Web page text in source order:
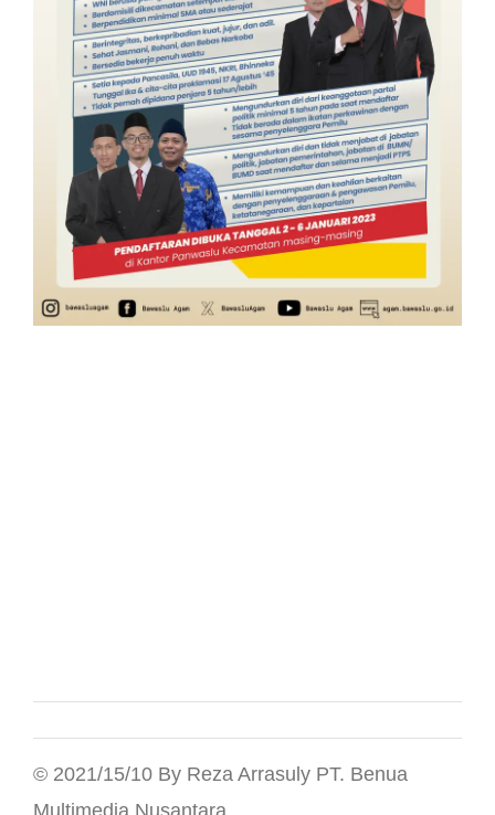
© 2021/15/10 By Reza Arrasuly PT. Benua
Multimedia Nusantara